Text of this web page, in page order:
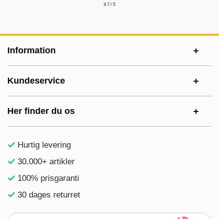
4.7 / 5
Information
Kundeservice
Her finder du os
Hurtig levering
30.000+ artikler
100% prisgaranti
30 dages returret